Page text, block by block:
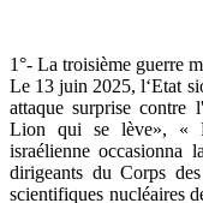
1°- La troisième guerre
Le 13 juin 2025, l‘Etat
attaque surprise
Lion qui se lève», «
israélienne occasionna
dirigeants du Corps
scientifiques nucléaires